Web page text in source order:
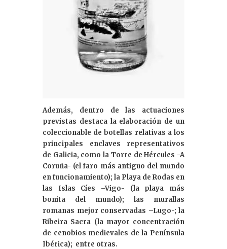
Además, dentro de las actuaciones
previstas destaca la elaboración de un
coleccionable de botellas relativas a los
principales enclaves representativos
de Galicia, como la Torre de Hércules -A
Coruña- (el faro más antiguo del mundo
en funcionamiento); la Playa de Rodas en
las Islas Cíes –Vigo- (la playa más
bonita del mundo); las murallas
romanas mejor conservadas –Lugo-; la
Ribeira Sacra (la mayor concentración
de cenobios medievales de la Península
Ibérica); entre otras.